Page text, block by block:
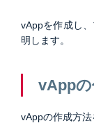
vAppを作成し
明します。
vApp
vAppの作成方法